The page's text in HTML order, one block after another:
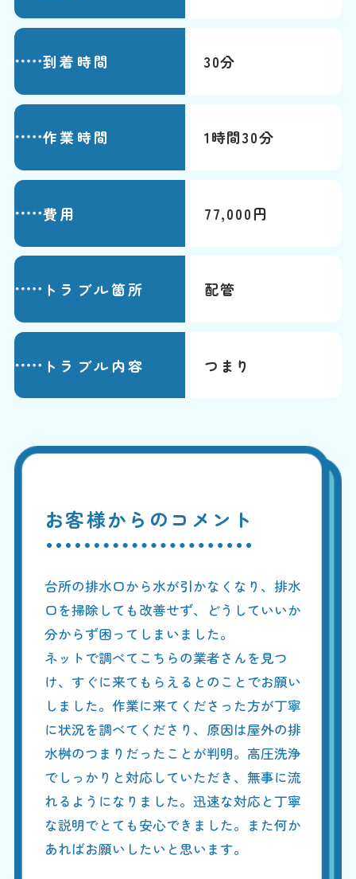
到着時間 30分
作業時間 1時間30分
費用 77,000円
トラブル箇所 配管
トラブル内容 つまり
お客様からのコメント
台所の排水口から水が引かなくなり、排水
口を掃除しても改善せず、どうしていいか
分からず困ってしまいました。
ネットで調べてこちらの業者さんを見つ
け、すぐに来てもらえるとのことでお願い
しました。作業に来てくださった方が丁寧
に状況を調べてくださり、原因は屋外の排
水桝のつまりだったことが判明。高圧洗浄
でしっかりと対応していただき、無事に流
れるようになりました。迅速な対応と丁寧
な説明でとても安心できました。また何か
あればお願いしたいと思います。